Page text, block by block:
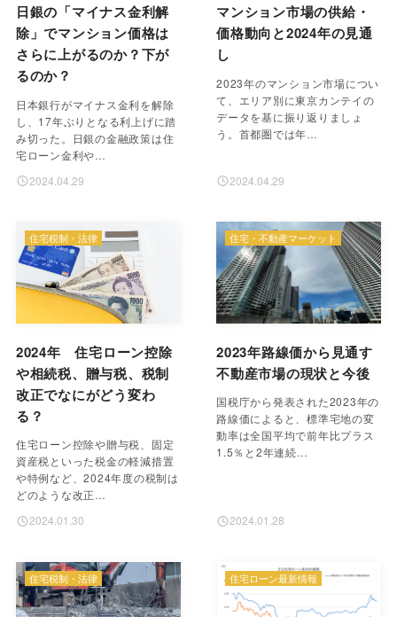
日銀の「マイナス金利解
除」でマンション価格は
さらに上がるのか？下が
るのか？
日本銀行がマイナス金利を解除
し、17年ぶりとなる利上げに踏
み切った。日銀の金融政策は住
宅ローン金利や…
2024.04.29
マンション市場の供給・
価格動向と2024年の見通
し
2023年のマンション市場につい
て、エリア別に東京カンテイの
データを基に振り返りましょ
う。首都圏では年…
2024.04.29
2024年 住宅ローン控除
や相続税、贈与税、税制
改正でなにがどう変わ
る？
住宅ローン控除や贈与税、固定
資産税といった税金の軽減措置
や特例など、2024年度の税制は
どのような改正…
2024.01.30
住宅税制・法律
2023年路線価から見通す
不動産市場の現状と今後
国税庁から発表された2023年の
路線価によると、標準宅地の変
動率は全国平均で前年比プラス
1.5％と2年連続…
2024.01.28
住宅・不動産マーケット
住宅税制・法律 住宅ローン最新情報